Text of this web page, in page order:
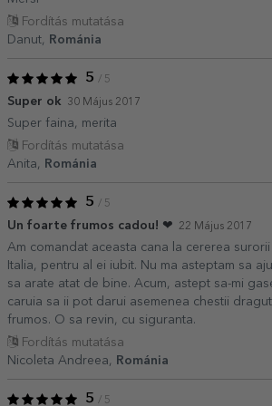
Fordítás mutatása
Danut,
Románia
5 / 5
Super ok 30 Május 2017
Super faina, merita
Fordítás mutatása
Anita,
Románia
5 / 5
Un foarte frumos cadou! ❤ 22 Május 2017
Am comandat aceasta cana la cererea
Italia, pentru al ei iubit. Nu ma asteptam sa
sa arate atat de bine. Acum, astept sa-mi
caruia sa ii pot darui asemenea chestii
frumos. O sa revin, cu siguranta.
Fordítás mutatása
Nicoleta Andreea,
Románia
5 / 5